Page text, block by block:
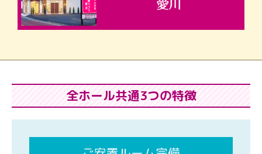
全ホール共通3つの特徴